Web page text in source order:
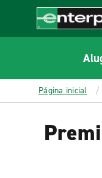
CONTENT
Enterprise
Página inicial